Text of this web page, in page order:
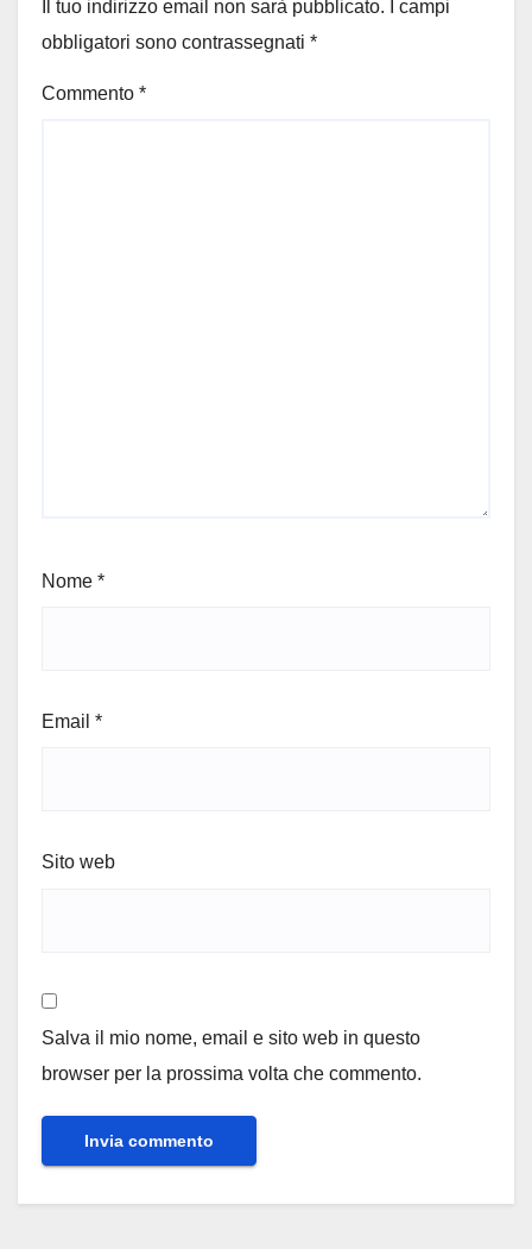
Il tuo indirizzo email non sarà pubblicato.
I campi
obbligatori sono contrassegnati *
Commento *
Nome *
Email *
Sito web
Salva il mio nome, email e sito web in questo
browser per la prossima volta che commento.